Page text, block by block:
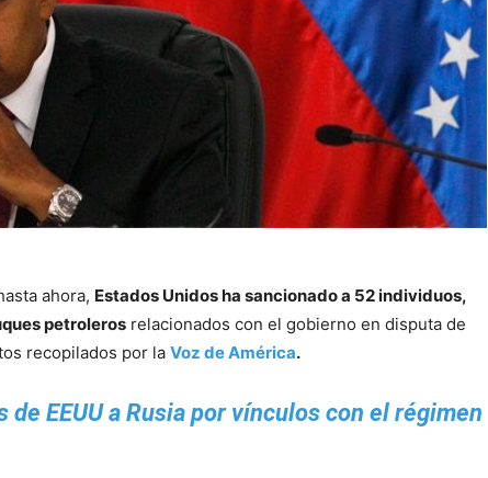
ahora, Estados Unidos ha sancionado a 52 individuos,
petrolerosrelacionados con el gobierno en disputa de
recopilados por la Voz de América.
EEUU a Rusia por vínculos con el régimen